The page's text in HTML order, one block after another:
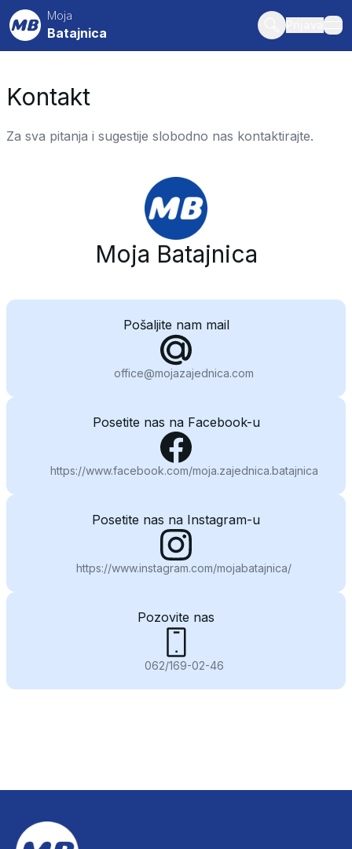
Moja
Batajnica
Kontakt
Za sva pitanja i sugestije slobodno nas kontaktirajte.
Moja Batajnica
Pošaljite nam mail
office@mojazajednica.com
Posetite nas na Facebook-u
https://www.facebook.com/moja.zajednica.batajnica
Posetite nas na Instagram-u
https://www.instagram.com/mojabatajnica/
Pozovite nas
062/169-02-46